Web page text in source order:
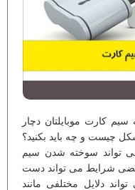
کارت موبایلتان دچار
چیست و چه باید بکنید؟
تواند سوخته شدن سیم
شرایط می تواند دست
دلایل مختلفی مانند